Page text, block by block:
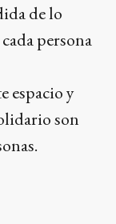
de lo
persona
espacio y
son